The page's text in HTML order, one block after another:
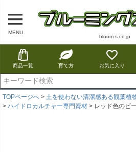
MENU
bloom-s.co.jp
商品一覧 育て方 お気に入り
TOPページへ
土を使わない清潔感ある観葉植
ハイドロカルチャー専門資材
レッド色のビ